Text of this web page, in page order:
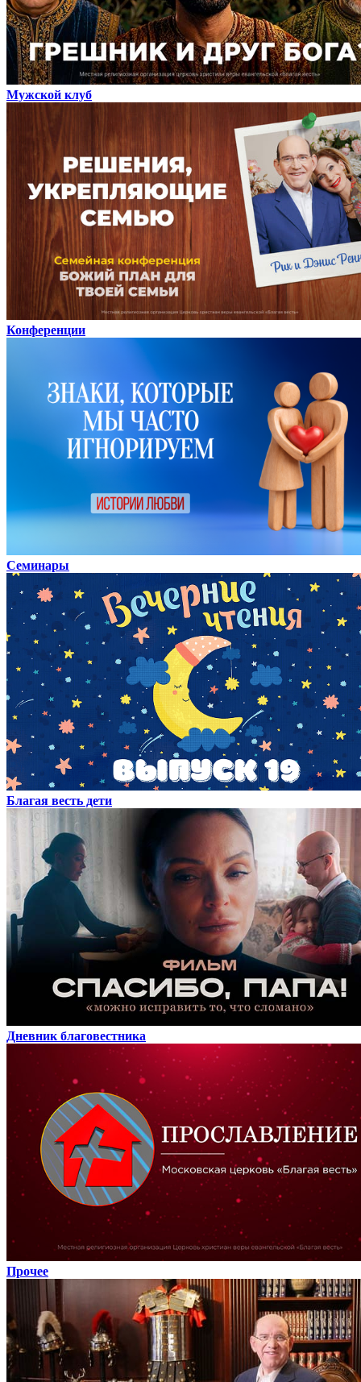
Мужской клуб
Конференции
Семинары
Благая весть дети
Дневник благовестника
Прочее